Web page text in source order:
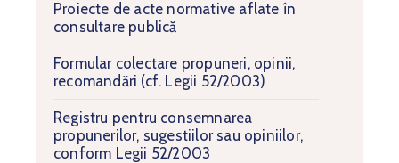
Proiecte de acte normative aflate în
consultare publică
Formular colectare propuneri, opinii,
recomandări (cf. Legii 52/2003)
Registru pentru consemnarea
propunerilor, sugestiilor sau opiniilor,
conform Legii 52/2003